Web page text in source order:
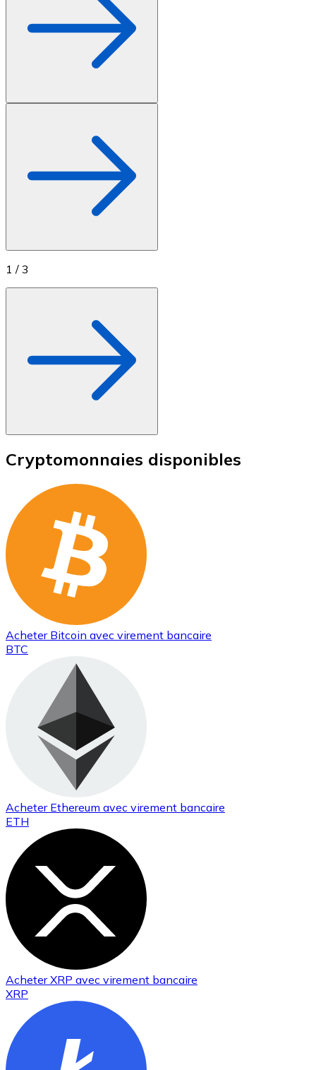
1 / 3
Cryptomonnaies disponibles
Acheter Bitcoin avec virement bancaire
BTC
Acheter Ethereum avec virement bancaire
ETH
AcheterXRP avec virement bancaire
XRP